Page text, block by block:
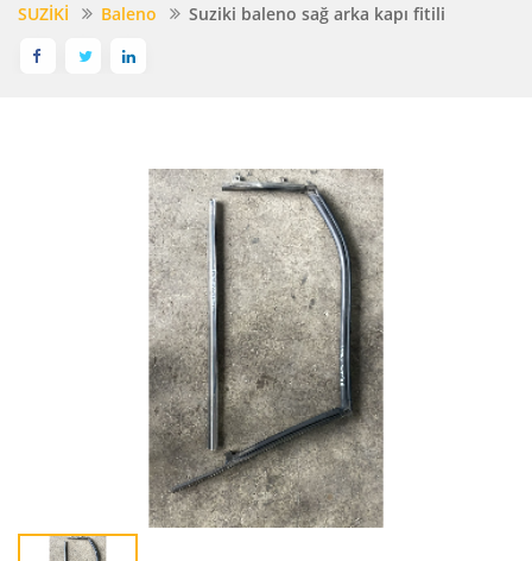
SUZİKİ
Baleno Suziki baleno sağ arka kapı fitili